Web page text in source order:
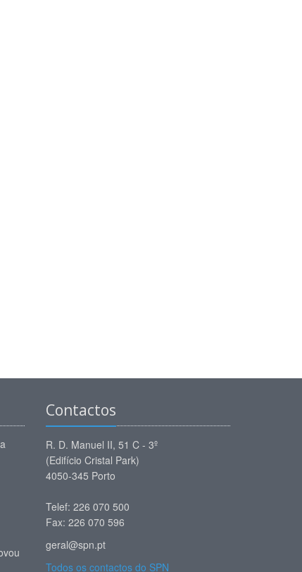
Contactos
R. D. Manuel II, 51 C - 3º
(Edifício Cristal Park)
4050-345 Porto
Telef: 226 070 500
Fax: 226 070 596
geral@spn.pt
Todos os contactos do SPN